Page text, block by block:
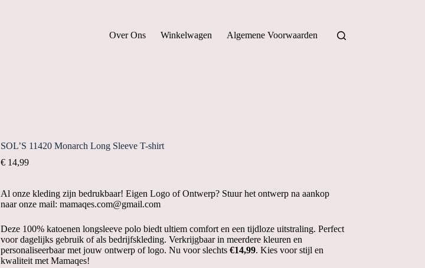
Over Ons Winkelwagen Algemene Voorwaarden
SOL’S 11420 Monarch Long Sleeve T-shirt
€14,99
Al onze kleding zijn bedrukbaar! Eigen Logo of Ontwerp? Stuur het ontwerp na aankop
naar onze mail: mamaqes.com@gmail.com
Deze 100% katoenen longsleeve polo biedt ultiem comfort en een tijdloze uitstraling. Perfect
voor dagelijks gebruik of als bedrijfskleding. Verkrijgbaar in meerdere kleuren en
personaliseerbaar met jouw ontwerp of logo. Nu voor slechts €14,99. Kies voor stijl en
kwaliteit met Mamaqes!